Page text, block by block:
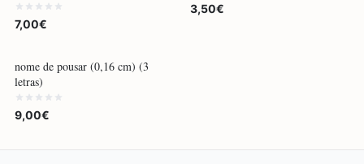
7,00€
3,50€
nome de pousar (0,16 cm) (3
letras)
9,00€